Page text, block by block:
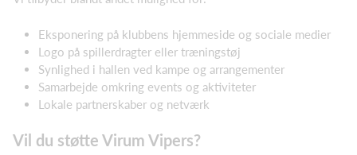
Eksponering på klubbens hjemmeside og sociale medier
Logo på spillerdragter eller træningstøj
Synlighed i hallen ved kampe og arrangementer
Samarbejde omkring events og aktiviteter
Lokale partnerskaber og netværk
Vil du støtte Virum Vipers?